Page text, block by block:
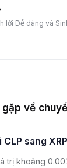
lời Dễ dàng và
về
trị khoảng